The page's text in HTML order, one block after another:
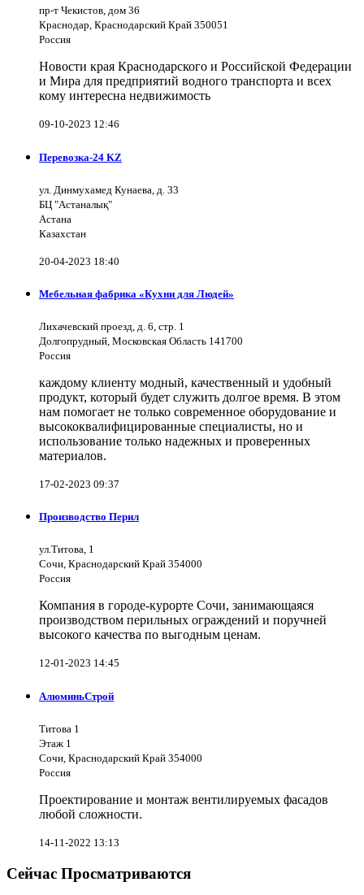
пр-т Чекистов, дом 36
Краснодар, Краснодарский Край 350051
Россия
Новости края Краснодарского и Российской Федерации
и Мира для предприятий водного транспорта и всех
кому интересна недвижимость
09-10-2023 12:46
Перевозка-24 KZ
ул. Динмухамед Кунаева, д. 33
БЦ "Астаналық"
Астана
Казахстан
20-04-2023 18:40
Мебельная фабрика «Кухни для Людей»
Лихачевский проезд, д. 6, стр. 1
Долгопрудный, Московская Область 141700
Россия
каждому клиенту модный, качественный и удобный
продукт, который будет служить долгое время. В этом
нам помогает не только современное оборудование и
высококвалифицированные специалисты, но и
использование только надежных и проверенных
материалов.
17-02-2023 09:37
Производство Перил
ул.Титова, 1
Сочи, Краснодарский Край 354000
Россия
Компания в городе-курорте Сочи, занимающаяся
производством перильных ограждений и поручней
высокого качества по выгодным ценам.
12-01-2023 14:45
АлюминьСтрой
Титова 1
Этаж 1
Сочи, Краснодарский Край 354000
Россия
Проектирование и монтаж вентилируемых фасадов
любой сложности.
14-11-2022 13:13
Сейчас Просматриваются